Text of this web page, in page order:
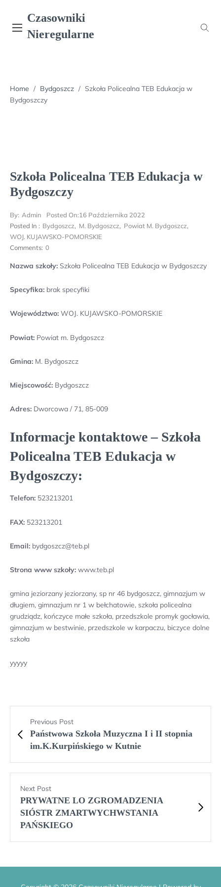
content
Czasowniki
Nieregularne
Home / Bydgoszcz / Szkoła Policealna TEB Edukacja w
Bydgoszczy
Szkoła Policealna TEB Edukacja w
Bydgoszczy
By: Admin Posted On:16 Października 2022
Posted In : Bydgoszcz, M. Bydgoszcz, Powiat M. Bydgoszcz,
WOJ. KUJAWSKO-POMORSKIE
Comments: 0
Nazwa szkoły: Szkoła Policealna TEB Edukacja w Bydgoszczy
Specyfika: brak specyfiki
Województwo: WOJ. KUJAWSKO-POMORSKIE
Powiat: Powiat m. Bydgoszcz
Gmina: M. Bydgoszcz
Miejscowość: Bydgoszcz
Adres: Dworcowa / 71, 85-009
Informacje kontaktowe – Szkoła
Policealna TEB Edukacja w
Bydgoszczy:
Telefon: 523213201
FAX: 523213201
Email: bydgoszcz@teb.pl
Strona www szkoły: www.teb.pl
gmina jeziorzany jeziorzany, sp nr 46 bydgoszcz, gimnazjum w
długiem, gimnazjum nr 1 w bełchatowie, szkoła policealna
grudziądz, kończyce małe szkoła, przedszkole promyk gocławia,
gimnazjum w bestwinie, przedszkole w karpaczu, biczyce dolne
szkoła
yyyyy
Previous Post
Państwowa Szkoła Muzyczna I i II stopnia
im.K.Kurpińskiego w Kutnie
Next Post
PRYWATNE LO ZGROMADZENIA
SIÓSTR ZMARTWYCHWSTANIA
PAŃSKIEGO